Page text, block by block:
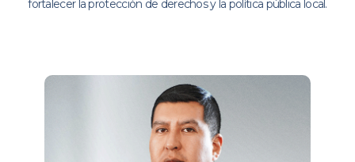
fortalecer la protección de derechos y la política pública local.